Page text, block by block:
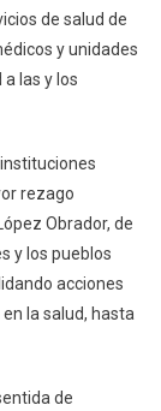
de salud de
y unidades
las y los
rezago
Obrador, de
y los pueblos
acciones
la salud, hasta
de